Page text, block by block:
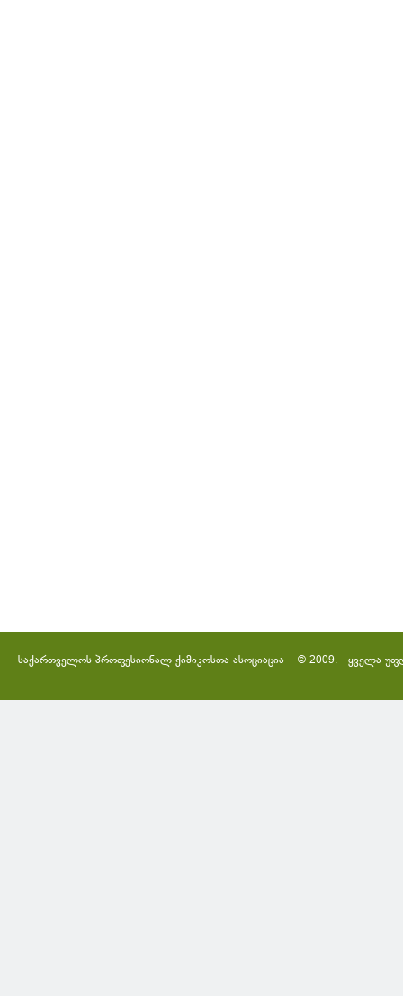
საქართველოს პროფესიონალ ქიმიკოსთა ასოციაცია – © 2009. ყველა